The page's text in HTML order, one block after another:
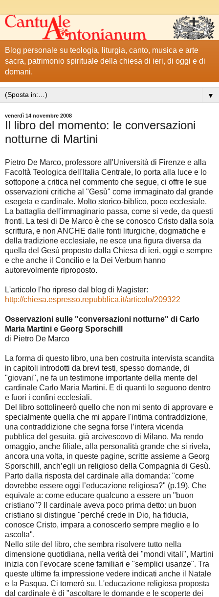
Blog personale su teologia, liturgia, canto, musica e arte
sacra, patrimonio spirituale della chiesa di ieri, di oggi e di
domani.
▼
venerdì 14 novembre 2008
Il libro del momento: le conversazioni
notturne di Martini
Pietro De Marco, professore all'Università di Firenze e alla
Facoltà Teologica dell'Italia Centrale, lo porta alla luce e lo
sottopone a critica nel commento che segue, ci offre le sue
osservazioni critiche al "Gesù" come immaginato dal grande
esegeta e cardinale. Molto storico-biblico, poco ecclesiale.
La battaglia dell'immaginario passa, come si vede, da questi
fronti. La tesi di De Marco è che se conosco Cristo dalla sola
scrittura, e non ANCHE dalle fonti liturgiche, dogmatiche e
della tradizione ecclesiale, ne esce una figura diversa da
quella del Gesù proposto dalla Chiesa di ieri, oggi e sempre
e che anche il Concilio e la Dei Verbum hanno
autorevolmente riproposto.
L'articolo l'ho ripreso dal blog di Magister:
http://chiesa.espresso.repubblica.it/articolo/209322
Osservazioni sulle "conversazioni notturne" di Carlo
Maria Martini e Georg Sporschill
di Pietro De Marco
La forma di questo libro, una ben costruita intervista scandita
in capitoli introdotti da brevi testi, spesso domande, di
"giovani", ne fa un testimone importante della mente del
cardinale Carlo Maria Martini. E di quanti lo seguono dentro
e fuori i confini ecclesiali.
Del libro sottolineerò quello che non mi sento di approvare e
specialmente quella che mi appare l'intima contraddizione,
una contraddizione che segna forse l’intera vicenda
pubblica del gesuita, già arcivescovo di Milano. Ma rendo
omaggio, anche filiale, alla personalità grande che si rivela,
ancora una volta, in queste pagine, scritte assieme a Georg
Sporschill, anch’egli un religioso della Compagnia di Gesù.
Parto dalla risposta del cardinale alla domanda: "come
dovrebbe essere oggi l’educazione religiosa?" (p.19). Che
equivale a: come educare qualcuno a essere un "buon
cristiano"? Il cardinale aveva poco prima detto: un buon
cristiano si distingue "perché crede in Dio, ha fiducia,
conosce Cristo, impara a conoscerlo sempre meglio e lo
ascolta".
Nello stile del libro, che sembra risolvere tutto nella
dimensione quotidiana, nella verità dei "mondi vitali", Martini
inizia con l'evocare scene familiari e "semplici usanze". Tra
queste ultime fa impressione vedere indicati anche il Natale
e la Pasqua. Ci tornerò su. L'educazione religiosa proposta
dal cardinale è di "ascoltare le domande e le scoperte dei